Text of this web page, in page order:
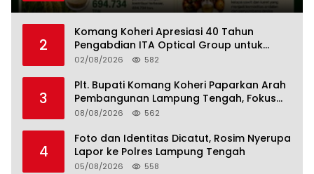
Kemandirian Pangan adalah Fondasi
2
Komang Koheri Apresiasi 40 Tahun
Pengabdian ITA Optical Group untuk
Kesehatan Mata Masyarakat Lamteng
02/08/2026 582
3
Plt. Bupati Komang Koheri Paparkan Arah
Pembangunan Lampung Tengah, Fokus
pada SDM, Ekonomi, Infrastruktur dan
08/08/2026 562
4
Foto dan Identitas Dicatut, Rosim Nyerupa
Lapor ke Polres Lampung Tengah
05/08/2026 558